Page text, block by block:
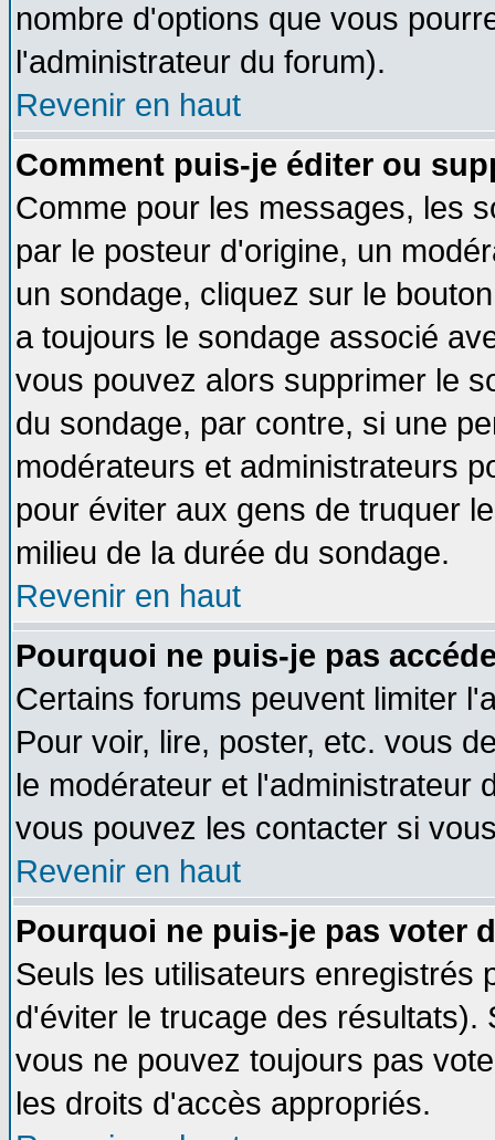
nombre d'options que vous
l'administrateur du forum).
Revenir en haut
Comment puis-je éditer ou
Comme pour les messages, les
par le posteur d'origine, un
un sondage, cliquez sur le
a toujours le sondage associé
vous pouvez alors supprimer le
du sondage, par contre, si une
modérateurs et administrateurs
pour éviter aux gens de truquer
milieu de la durée du sondage.
Revenir en haut
Pourquoi ne puis-je pas
Certains forums peuvent limiter
Pour voir, lire, poster, etc. vous
le modérateur et l'administrateur
vous pouvez les contacter si
Revenir en haut
Pourquoi ne puis-je pas voter
Seuls les utilisateurs enregistrés
d'éviter le trucage des
vous ne pouvez toujours pas
les droits d'accès appropriés.